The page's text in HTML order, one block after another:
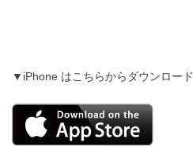
▼iPhone はこちらからダウンロード